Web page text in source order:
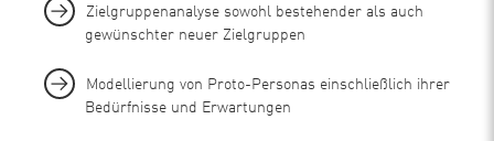
Zielgruppenanalyse sowohl bestehender als auch
gewünschter neuer Zielgruppen
Modellierung von Proto-Personas einschließlich ihrer
Bedürfnisse und Erwartungen